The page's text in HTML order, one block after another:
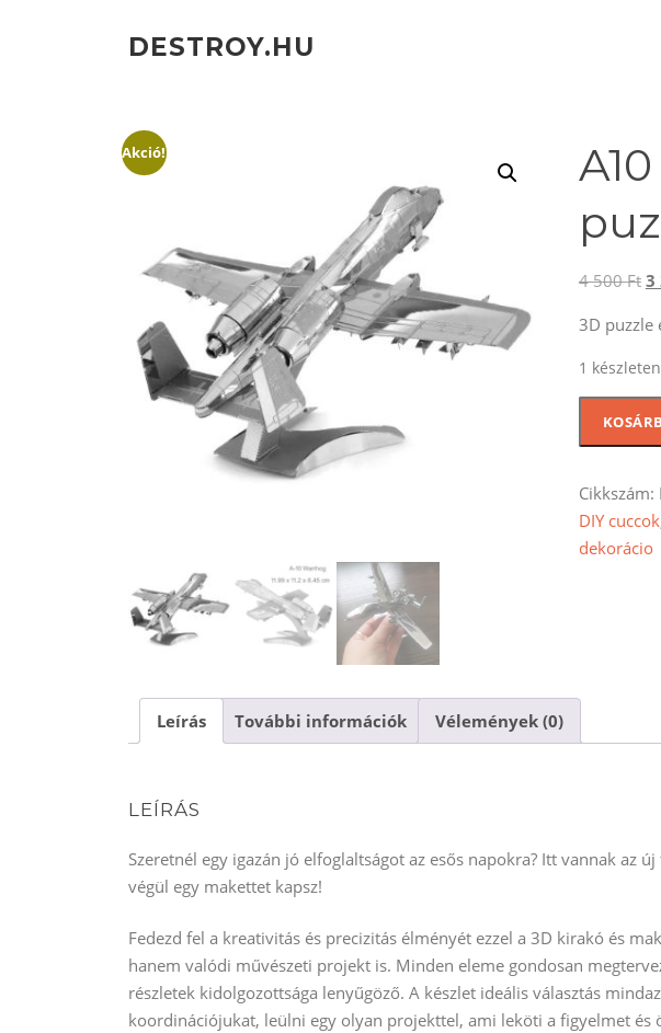
DESTROY.HU
Akció!
4 500Ft
4
3
3D puzzle
1 készleten
puzzle
és
makett
Cikkszám:
DIY cuccok
dekorácio
Leírás További információk Vélemények (0)
LEÍRÁS
Szeretnél egy igazán jó elfoglaltságot az esős napokra? Itt vannak az
végül egy makettet kapsz!
Fedezd fel a kreativitás és precizitás élményét ezzel a 3D kirakó és
hanem valódi művészeti projekt is. Minden eleme gondosan
részletek kidolgozottsága lenyűgöző. A készlet ideális választás
koordinációjukat, leülni egy olyan projekttel, ami leköti a figyelmet és